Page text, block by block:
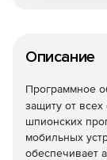
Описание
Программное
защиту от
шпионских
мобильных
обеспечивает